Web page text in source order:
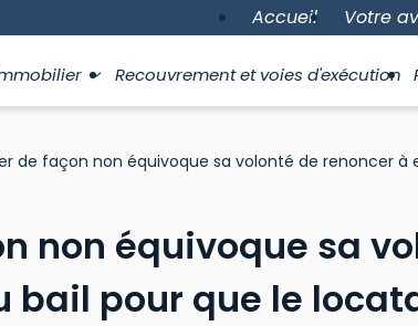
Accueil Votre
Recouvrement et voies d'exécution
de façon non équivoque sa volonté de renoncer à
non équivoque sa
pour que le